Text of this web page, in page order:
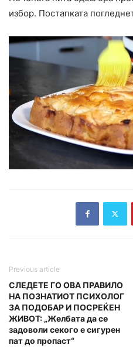
избор. Постапката
Previous article
СЛЕДЕТЕ ГО ОВА ПРАВИЛО
НА ПОЗНАТИОТ ПСИХОЛОГ
ЗА ПОДОБАР И ПОСРЕЌЕН
ЖИВОТ: „Желбата да се
задоволи секого е сигурен
пат до пропаст“